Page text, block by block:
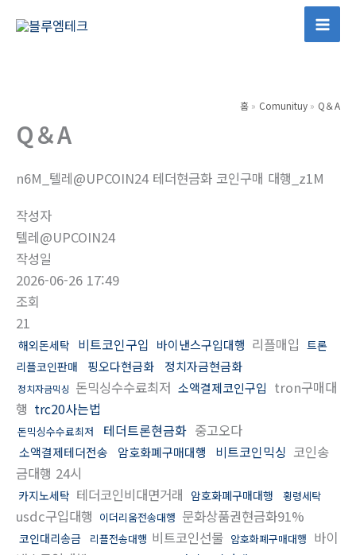
Main
홈 Comunituy Q＆A
Q＆A
n6M_텔레@UPCOIN24 테더현금화 코인구매 대행_z1M
작성자
텔레@UPCOIN24
작성일
2026-06-26 17:49
조회
21
해외돈세탁 비트코인구입 바이낸스구입대행 리플매입 트론
리플코인판매
핑오다현금화 정치자금현금화
정치자금믹싱 돈믹싱수수료최저 소액결제코인구입 tron구매대
행 trc20사는법
돈믹싱수수료최저 테더트론현금화 중고오다
소액결제테더전송 암호화폐구매대행 비트코인믹싱 코인송
금대행 24시
카지노세탁 테더코인비대면거래 암호화폐구매대행 횡령세탁
usdc구입대행 이더리움전송대행 문화상품권현금화91%
코인대리송금 리플전송대행 비트코인선물 암호화폐구매대행 바이